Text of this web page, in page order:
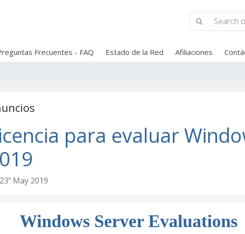
Frecuentes - FAQ Estado de la Red Afiliaciones
para evaluar
23º May 2019
Windows Server Evaluations